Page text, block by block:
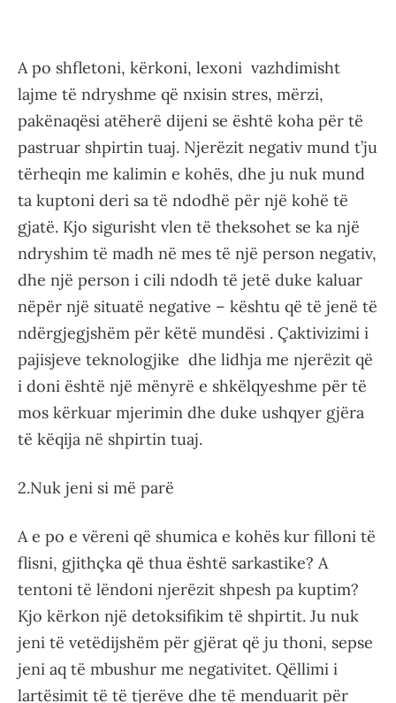
A po shfletoni, kërkoni, lexoni vazhdimisht
lajme të ndryshme që nxisin stres, mërzi,
pakënaqësi atëherë dijeni se është koha për të
pastruar shpirtin tuaj. Njerëzit negativ mund t’ju
tërheqin me kalimin e kohës, dhe ju nuk mund
ta kuptoni deri sa të ndodhë për një kohë të
gjatë. Kjo sigurisht vlen të theksohet se ka një
ndryshim të madh në mes të një person negativ,
dhe një person i cili ndodh të jetë duke kaluar
nëpër një situatë negative – kështu që të jenë të
ndërgjegjshëm për këtë mundësi . Çaktivizimi i
pajisjeve teknologjike dhe lidhja me njerëzit që
i doni është një mënyrë e shkëlqyeshme për të
mos kërkuar mjerimin dhe duke ushqyer gjëra
të këqija në shpirtin tuaj.
2.Nuk jeni si më parë
A e po e vëreni që shumica e kohës kur filloni të
flisni, gjithçka që thua është sarkastike? A
tentoni të lëndoni njerëzit shpesh pa kuptim?
Kjo kërkon një detoksifikim të shpirtit. Ju nuk
jeni të vetëdijshëm për gjërat që ju thoni, sepse
jeni aq të mbushur me negativitet. Qëllimi i
lartësimit të të tjerëve dhe të menduarit për